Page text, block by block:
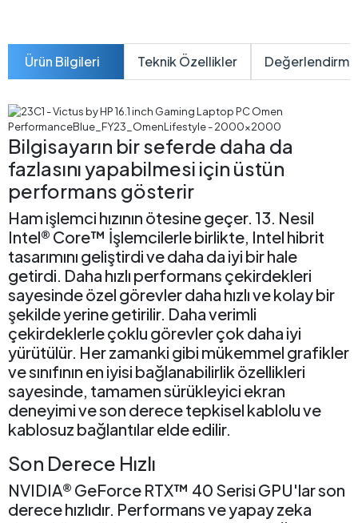
Ürün Bilgileri Teknik Özellikler
Bilgisayarın bir seferde daha da
fazlasını yapabilmesi için üstün
performans gösterir
Ham işlemci hızının ötesine geçer. 13. Nesil
Intel® Core™ İşlemcilerle birlikte, Intel hibrit
tasarımını geliştirdi ve daha da iyi bir hale
getirdi. Daha hızlı performans çekirdekleri
sayesinde özel görevler daha hızlı ve kolay bir
şekilde yerine getirilir. Daha verimli
çekirdeklerle çoklu görevler çok daha iyi
yürütülür. Her zamanki gibi mükemmel grafikler
ve sınıfının en iyisi bağlanabilirlik özellikleri
sayesinde, tamamen sürükleyici ekran
deneyimi ve son derece tepkisel kablolu ve
kablosuz bağlantılar elde edilir.
Son Derece Hızlı
NVIDIA® GeForce RTX™ 40 Serisi GPU'lar son
derece hızlıdır. Performans ve yapay zeka